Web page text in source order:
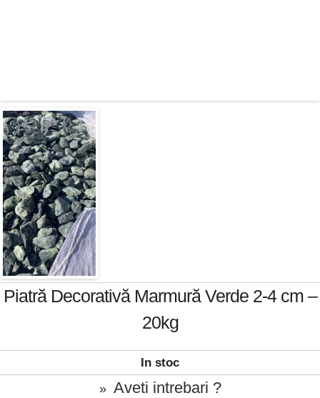
Piatră Decorativă Marmură Verde 2-4 cm –
20kg
In stoc
» Aveti intrebari ?